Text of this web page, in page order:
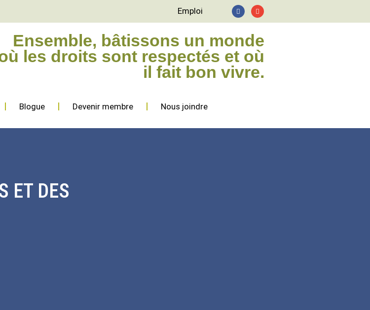
Emploi
Ensemble, bâtissons un monde
les droits sont respectés et où
il fait bon vivre.
Blogue Devenir membre Nous joindre
ET DES